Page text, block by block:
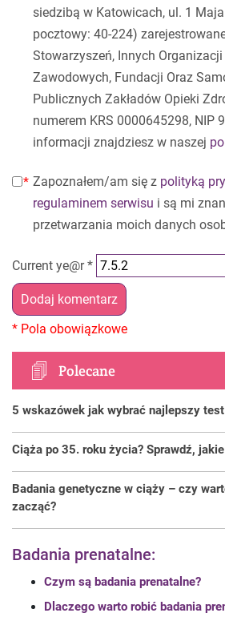
siedzibą w Katowicach, ul. 1
pocztowy: 40-224)
Stowarzyszeń, Innych Organizacji
Zawodowych, Fundacji Oraz
Publicznych Zakładów Opieki
numerem KRS 0000645298, NIP
informacji znajdziesz w naszej
Zapoznałem/am się z polityką
regulaminem serwisu i są mi
przetwarzania moich danych
Current ye@r*
Polecane
5 wskazówek jak wybrać najlepszy
Ciąża po 35. roku życia? Sprawdź,
Badania genetyczne w ciąży – czy
zacząć?
Badania prenatalne:
Czym są badania prenatalne?
Dlaczego warto robić badania